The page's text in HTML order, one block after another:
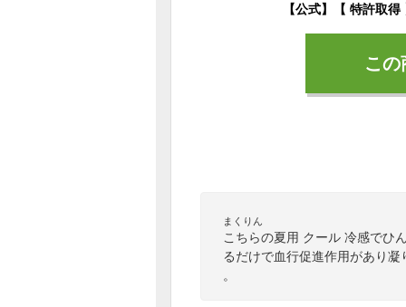
こ
まくりん
こちらの夏用 クール 冷感でひ
るだけで血行促進作用があり
。